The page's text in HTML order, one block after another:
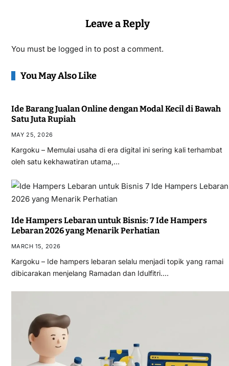
Leave a Reply
You must be logged in to post a comment.
You May Also Like
Ide Barang Jualan Online dengan Modal Kecil di Bawah
Satu Juta Rupiah
MAY 25, 2026
Kargoku – Memulai usaha di era digital ini sering kali terhambat
oleh satu kekhawatiran utama,…
Ide Hampers Lebaran untuk Bisnis: 7 Ide Hampers
Lebaran 2026 yang Menarik Perhatian
MARCH 15, 2026
Kargoku – Ide hampers lebaran selalu menjadi topik yang ramai
dibicarakan menjelang Ramadan dan Idulfitri.…